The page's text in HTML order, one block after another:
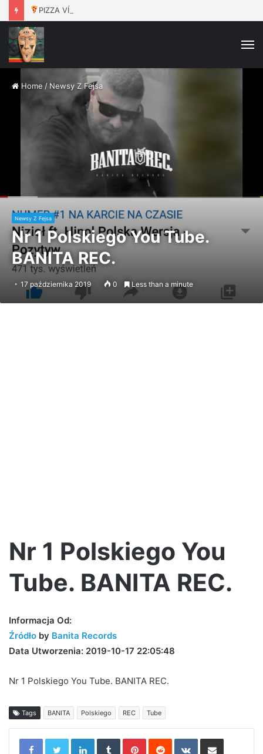
PIZZA VÍKEND
Home / Newsy Z Fejsa
Newsy Z Fejsa
Nr 1 Polskiego You Tube.
BANITA REC.
17 października 2019 0 Less than a minute
Nr 1 Polskiego You
Tube. BANITA REC.
Informacja Od:
Źródło by Banita Records
Data Utworzenia: 2019-10-17 22:05:48
Nr 1 Polskiego You Tube. BANITA REC.
Tags BANITA Polskiego REC Tube
LinkedInTumblrPinterestReddit VKontakteShare via Email